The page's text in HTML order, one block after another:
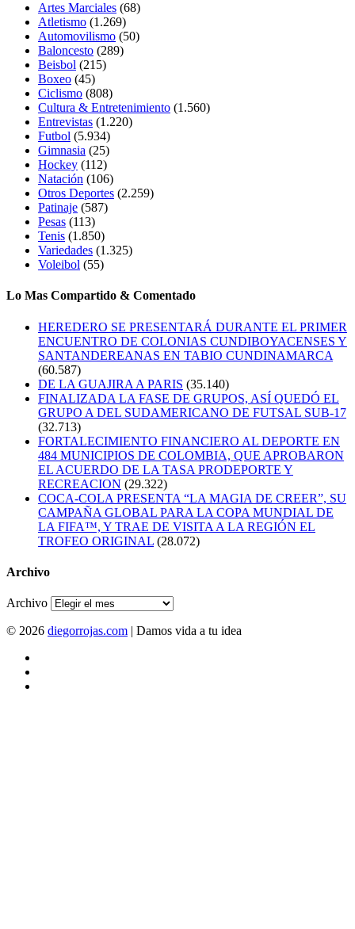
Artes Marciales (68)
Atletismo (1.269)
Automovilismo (50)
Baloncesto (289)
Beisbol (215)
Boxeo (45)
Ciclismo (808)
Cultura & Entretenimiento (1.560)
Entrevistas (1.220)
Futbol (5.934)
Gimnasia (25)
Hockey (112)
Natación (106)
Otros Deportes (2.259)
Patinaje (587)
Pesas (113)
Tenis (1.850)
Variedades (1.325)
Voleibol (55)
Lo Mas Compartido & Comentado
HEREDERO SE PRESENTARÁ DURANTE EL PRIMER
ENCUENTRO DE COLONIAS CUNDIBOYACENSES Y
SANTANDEREANAS EN TABIO CUNDINAMARCA
(60.587)
DE LA GUAJIRA A PARIS (35.140)
FINALIZADA LA FASE DE GRUPOS, ASÍ QUEDÓ EL
GRUPO A DEL SUDAMERICANO DE FUTSAL SUB-17
(32.713)
FORTALECIMIENTO FINANCIERO AL DEPORTE EN
484 MUNICIPIOS DE COLOMBIA, QUE APROBARON
EL ACUERDO DE LA TASA PRODEPORTE Y
RECREACION (29.322)
COCA-COLA PRESENTA “LA MAGIA DE CREER”, SU
CAMPAÑA GLOBAL PARA LA COPA MUNDIAL DE
LA FIFA™, Y TRAE DE VISITA A LA REGIÓN EL
TROFEO ORIGINAL (28.072)
Archivo
Archivo
© 2026 diegorrojas.com | Damos vida a tu idea